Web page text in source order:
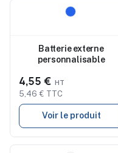
Batterie externe
personnalisable
4,55 €
5,46 € TTC
Voir le produit